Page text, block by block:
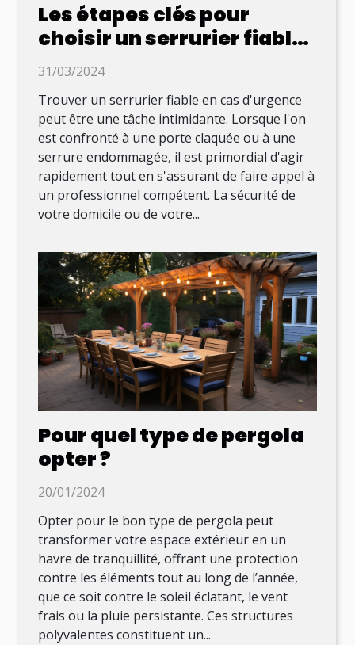
Les étapes clés pour
choisir un serrurier fiable
en cas d'urgence
31/03/2024
Trouver un serrurier fiable en cas d'urgence
peut être une tâche intimidante. Lorsque l'on
est confronté à une porte claquée ou à une
serrure endommagée, il est primordial d'agir
rapidement tout en s'assurant de faire appel à
un professionnel compétent. La sécurité de
votre domicile ou de votre...
Pour quel type de pergola
opter ?
20/01/2024
Opter pour le bon type de pergola peut
transformer votre espace extérieur en un
havre de tranquillité, offrant une protection
contre les éléments tout au long de l’année,
que ce soit contre le soleil éclatant, le vent
frais ou la pluie persistante. Ces structures
polyvalentes constituent un...